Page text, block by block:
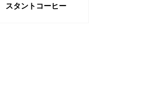
スタントコーヒー